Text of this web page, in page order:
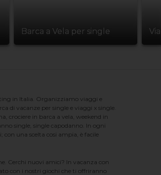
Barca a Vela per single
in Italia. Organizziamo viaggi e
di vacanze per single e viaggi x single.
crociere in barca a vela, weekend in
single, single capodanno. In ogni
una scelta cosi ampia, è facile
Cerchi nuovi amici? In vacanza con
con i nostri giochi che ti offriranno